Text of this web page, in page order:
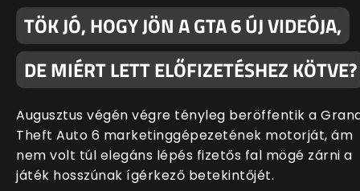
TÖK JÓ, HOGY JÖN A GTA 6 ÚJ VIDEÓJA,
DE MIÉRT LETT ELŐFIZETÉSHEZ KÖTVE?
Augusztus végén végre tényleg beröffentik a
Theft Auto 6 marketinggépezetének motorját, ám
nem volt túl elegáns lépés fizetős fal mögé zárni a
játék hosszúnak ígérkező betekintőjét.